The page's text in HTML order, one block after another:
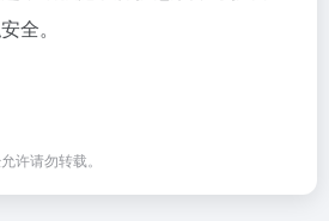
全。
许请勿转载。